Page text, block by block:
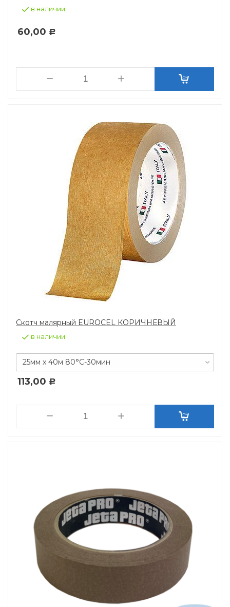
в наличии
60,00 Р
Скотч малярный EUROCEL КОРИЧНЕВЫЙ
в наличии
25мм х 40м 80°С-30мин
113,00 Р